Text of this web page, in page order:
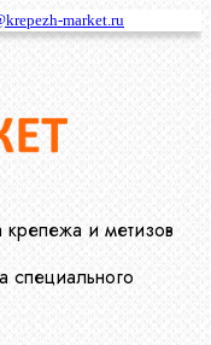
market.ru
и метизов
специального